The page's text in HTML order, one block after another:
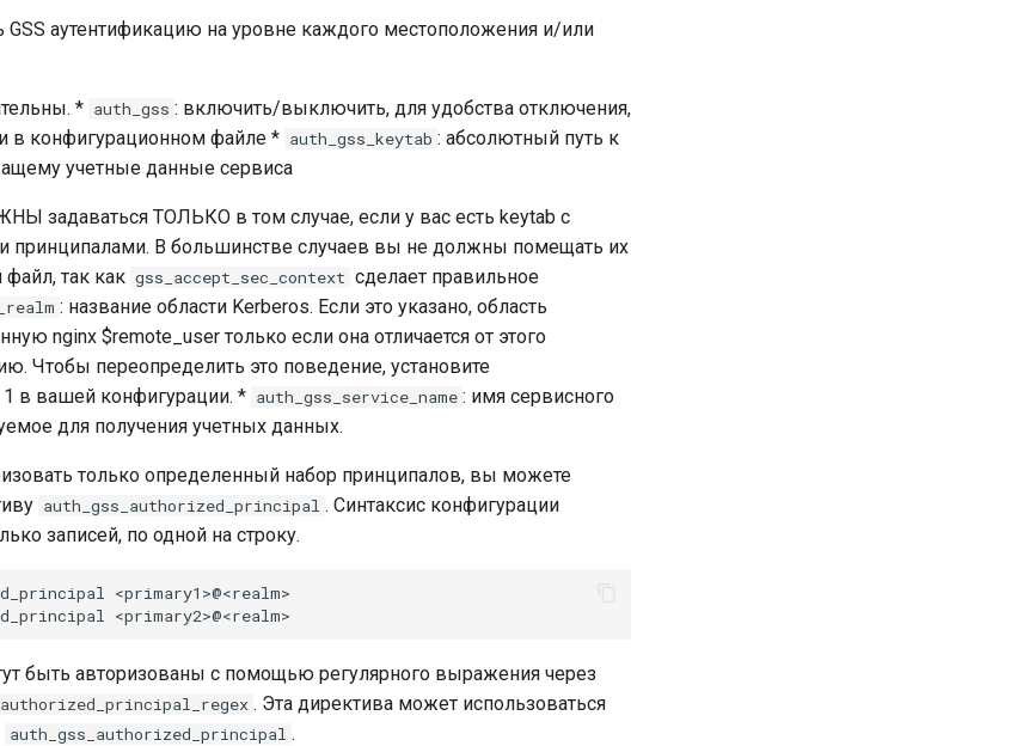
GSS аутентификацию на уровне каждого местоположения и/или
* auth_gss : включить/выключить, для удобства отключения,
в конфигурационном файле * auth_gss_keytab : абсолютный путь к
учетные данные сервиса
задаваться ТОЛЬКО в том случае, если у вас есть keytab с
принципалами. В большинстве случаев вы не должны помещать их
так как gss_accept_sec_context сделает правильное
: название области Kerberos. Если это указано, область
nginx $remote_user только если она отличается от этого
Чтобы переопределить это поведение, установите
1 в вашей конфигурации. * auth_gss_service_name : имя сервисного
для получения учетных данных.
только определенный набор принципалов, вы можете
auth_gss_authorized_principal . Синтаксис конфигурации
записей, по одной на строку.
<primary1>@<realm>
быть авторизованы с помощью регулярного выражения через
. Эта директива может использоваться
auth_gss_authorized_principal .